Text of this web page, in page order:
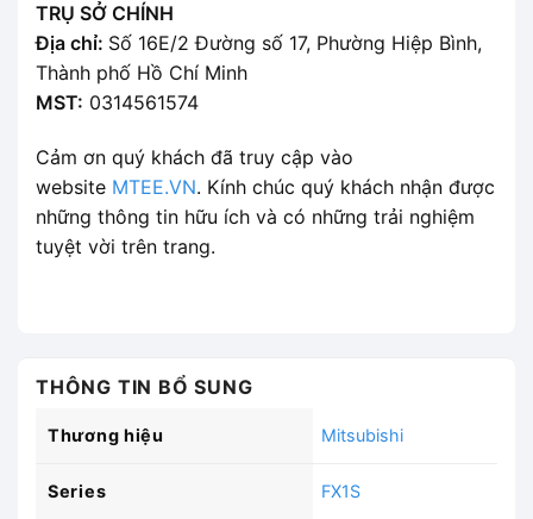
TRỤ SỞ CHÍNH
Địa chỉ: Số 16E/2 Đường số 17, Phường Hiệp Bình,
Thành phố Hồ Chí Minh
MST: 0314561574
Cảm ơn quý khách đã truy cập vào
website MTEE.VN. Kính chúc quý khách nhận được
những thông tin hữu ích và có những trải nghiệm
tuyệt vời trên trang.
THÔNG TIN BỔ SUNG
Thương hiệu Mitsubishi
Series FX1S